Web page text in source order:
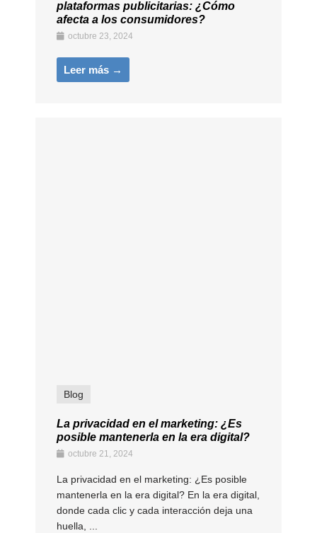
plataformas publicitarias: ¿Cómo
afecta a los consumidores?
octubre 23, 2024
Leer más →
Blog
La privacidad en el marketing: ¿Es
posible mantenerla en la era digital?
octubre 21, 2024
La privacidad en el marketing: ¿Es posible
mantenerla en la era digital? En la era digital,
donde cada clic y cada interacción deja una
huella, ...